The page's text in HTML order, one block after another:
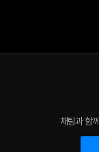
채팅과 함께